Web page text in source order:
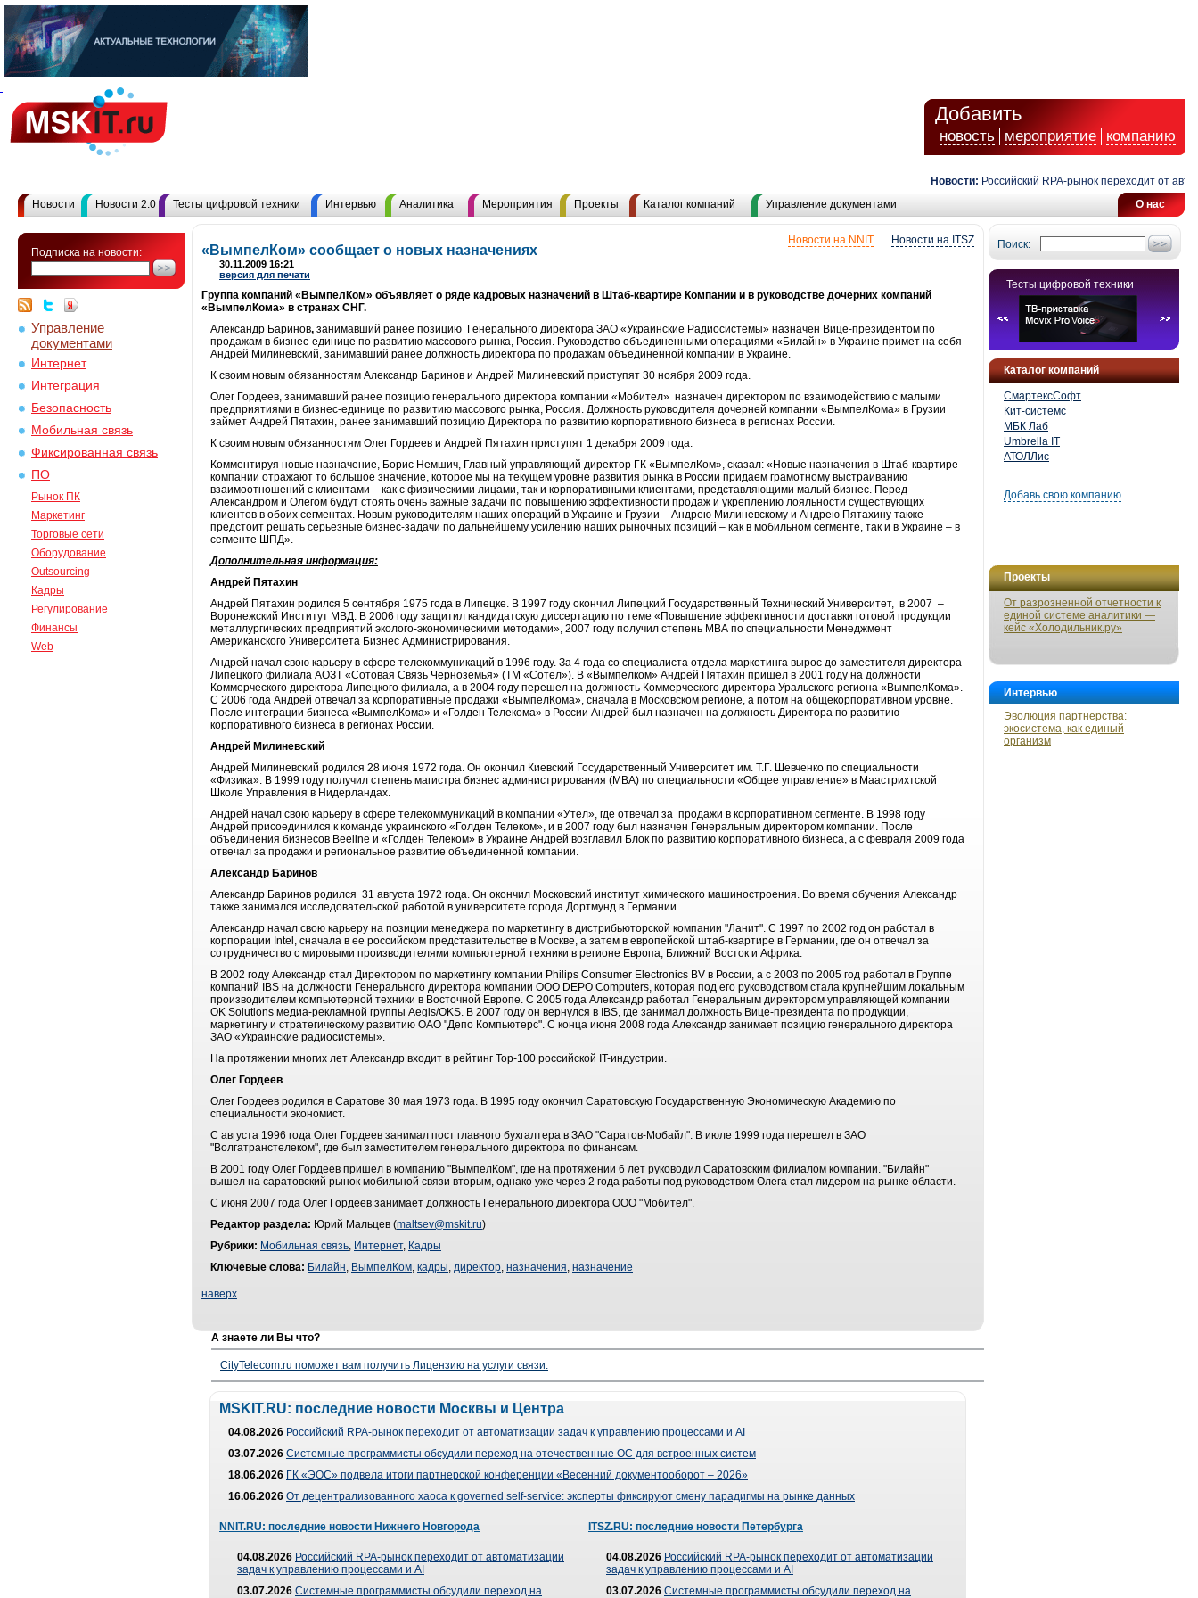
Добавить
новость мероприятие компанию
Новости: Российский RPA-рынок переходит от
О нас
Новости Новости 2.0 Тесты цифровой техники Интервью Аналитика Мероприятия Проекты Каталог компаний Управление документами
Подписка на новости:
Управление
документами
Интернет
Интеграция
Безопасность
Мобильная связь
Фиксированная связь
ПО
Рынок ПК
Маркетинг
Торговые сети
Оборудование
Outsourcing
Кадры
Регулирование
Финансы
Web
Поиск:
Тесты цифровой техники
Каталог компаний
СмартексСофт
Кит-системс
МБК Лаб
Umbrella IT
АТОЛЛис
Добавь свою компанию
Проекты
От разрозненной отчетности к
единой системе аналитики —
кейс «Холодильник.ру»
Интервью
Эволюция партнерства:
экосистема, как единый
организм
Новости на ITSZ
Новости на NNIT
«ВымпелКом» сообщает о новых назначениях
30.11.2009 16:21
версия для печати
Группа компаний «ВымпелКом» объявляет о ряде кадровых назначений в Штаб-квартире Компании и в руководстве дочерних компаний
«ВымпелКома» в странах СНГ.
Александр Баринов, занимавший ранее позицию Генерального директора ЗАО «Украинские Радиосистемы» назначен Вице-президентом по
продажам в бизнес-единице по развитию массового рынка, Россия. Руководство объединенными операциями «Билайн» в Украине примет на себя
Андрей Милиневский, занимавший ранее должность директора по продажам объединенной компании в Украине.
К своим новым обязанностям Александр Баринов и Андрей Милиневский приступят 30 ноября 2009 года.
Олег Гордеев, занимавший ранее позицию генерального директора компании «Мобител» назначен директором по взаимодействию с малыми
предприятиями в бизнес-единице по развитию массового рынка, Россия. Должность руководителя дочерней компании «ВымпелКома» в Грузии
займет Андрей Пятахин, ранее занимавший позицию Директора по развитию корпоративного бизнеса в регионах России.
К своим новым обязанностям Олег Гордеев и Андрей Пятахин приступят 1 декабря 2009 года.
Комментируя новые назначение, Борис Немшич, Главный управляющий директор ГК «ВымпелКом», сказал: «Новые назначения в Штаб-квартире
компании отражают то большое значение, которое мы на текущем уровне развития рынка в России придаем грамотному выстраиванию
взаимоотношений с клиентами – как с физическими лицами, так и корпоративными клиентами, представляющими малый бизнес. Перед
Александром и Олегом будут стоять очень важные задачи по повышению эффективности продаж и укреплению лояльности существующих
клиентов в обоих сегментах. Новым руководителям наших операций в Украине и Грузии – Андрею Милиневскому и Андрею Пятахину также
предстоит решать серьезные бизнес-задачи по дальнейшему усилению наших рыночных позиций – как в мобильном сегменте, так и в Украине – в
сегменте ШПД».
Дополнительная информация:
Андрей Пятахин
Андрей Пятахин родился 5 сентября 1975 года в Липецке. В 1997 году окончил Липецкий Государственный Технический Университет, в 2007 –
Воронежский Институт МВД. В 2006 году защитил кандидатскую диссертацию по теме «Повышение эффективности доставки готовой продукции
металлургических предприятий эколого-экономическими методами», 2007 году получил степень МВА по специальности Менеджмент
Американского Университета Бизнес Администрирования.
Андрей начал свою карьеру в сфере телекоммуникаций в 1996 году. За 4 года со специалиста отдела маркетинга вырос до заместителя директора
Липецкого филиала АОЗТ «Сотовая Связь Черноземья» (ТМ «Сотел»). В «Вымпелком» Андрей Пятахин пришел в 2001 году на должности
Коммерческого директора Липецкого филиала, а в 2004 году перешел на должность Коммерческого директора Уральского региона «ВымпелКома».
С 2006 года Андрей отвечал за корпоративные продажи «ВымпелКома», сначала в Московском регионе, а потом на общекорпоративном уровне.
После интеграции бизнеса «ВымпелКома» и «Голден Телекома» в России Андрей был назначен на должность Директора по развитию
корпоративного бизнеса в регионах России.
Андрей Милиневский
Андрей Милиневский родился 28 июня 1972 года. Он окончил Киевский Государственный Университет им. Т.Г. Шевченко по специальности
«Физика». В 1999 году получил степень магистра бизнес администрирования (MBA) по специальности «Общее управление» в Маастрихтской
Школе Управления в Нидерландах.
Андрей начал свою карьеру в сфере телекоммуникаций в компании «Утел», где отвечал за продажи в корпоративном сегменте. В 1998 году
Андрей присоединился к команде украинского «Голден Телеком», и в 2007 году был назначен Генеральным директором компании. После
объединения бизнесов Beeline и «Голден Телеком» в Украине Андрей возглавил Блок по развитию корпоративного бизнеса, а с февраля 2009 года
отвечал за продажи и региональное развитие объединенной компании.
Александр Баринов
Александр Баринов родился 31 августа 1972 года. Он окончил Московский институт химического машиностроения. Во время обучения Александр
также занимался исследовательской работой в университете города Дортмунд в Германии.
Александр начал свою карьеру на позиции менеджера по маркетингу в дистрибьюторской компании "Ланит". С 1997 по 2002 год он работал в
корпорации Intel, сначала в ее российском представительстве в Москве, а затем в европейской штаб-квартире в Германии, где он отвечал за
сотрудничество с мировыми производителями компьютерной техники в регионе Европа, Ближний Восток и Африка.
В 2002 году Александр стал Директором по маркетингу компании Philips Consumer Electronics BV в России, а с 2003 по 2005 год работал в Группе
компаний IBS на должности Генерального директора компании ООО DEPO Computers, которая под его руководством стала крупнейшим локальным
производителем компьютерной техники в Восточной Европе. С 2005 года Александр работал Генеральным директором управляющей компании
OK Solutions медиа-рекламной группы Aegis/OKS. В 2007 году он вернулся в IBS, где занимал должность Вице-президента по продукции,
маркетингу и стратегическому развитию OAO "Депо Компьютерс". С конца июня 2008 года Александр занимает позицию генерального директора
ЗАО «Украинские радиосистемы».
На протяжении многих лет Александр входит в рейтинг Top-100 российской IT-индустрии.
Олег Гордеев
Олег Гордеев родился в Саратове 30 мая 1973 года. В 1995 году окончил Саратовскую Государственную Экономическую Академию по
специальности экономист.
С августа 1996 года Олег Гордеев занимал пост главного бухгалтера в ЗАО "Саратов-Мобайл". В июле 1999 года перешел в ЗАО
"Волгатранстелеком", где был заместителем генерального директора по финансам.
В 2001 году Олег Гордеев пришел в компанию "ВымпелКом", где на протяжении 6 лет руководил Саратовским филиалом компании. "Билайн"
вышел на саратовский рынок мобильной связи вторым, однако уже через 2 года работы под руководством Олега стал лидером на рынке области.
С июня 2007 года Олег Гордеев занимает должность Генерального директора ООО "Мобител".
Редактор раздела: Юрий Мальцев (maltsev@mskit.ru)
Рубрики: Мобильная связь, Интернет, Кадры
Ключевые слова: Билайн, ВымпелКом, кадры, директор, назначения, назначение
наверх
А знаете ли Вы что?
CityTelecom.ru поможет вам получить Лицензию на услуги связи.
MSKIT.RU: последние новости Москвы и Центра
04.08.2026 Российский RPA-рынок переходит от автоматизации задач к управлению процессами и AI
03.07.2026 Системные программисты обсудили переход на отечественные ОС для встроенных систем
18.06.2026 ГК «ЭОС» подвела итоги партнерской конференции «Весенний документооборот – 2026»
16.06.2026 От децентрализованного хаоса к governed self-service: эксперты фиксируют смену парадигмы на рынке данных
NNIT.RU: последние новости Нижнего Новгорода
04.08.2026 Российский RPA-рынок переходит от автоматизации
задач к управлению процессами и AI
03.07.2026 Системные программисты обсудили переход на
ITSZ.RU: последние новости Петербурга
04.08.2026 Российский RPA-рынок переходит от автоматизации
задач к управлению процессами и AI
03.07.2026 Системные программисты обсудили переход на